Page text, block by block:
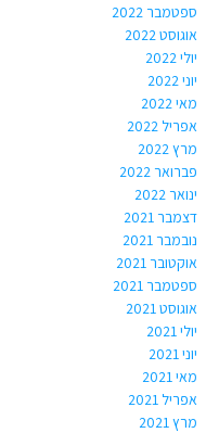
ספטמבר 2022
אוגוסט 2022
יולי 2022
יוני 2022
מאי 2022
אפריל 2022
מרץ 2022
פברואר 2022
ינואר 2022
דצמבר 2021
נובמבר 2021
אוקטובר 2021
ספטמבר 2021
אוגוסט 2021
יולי 2021
יוני 2021
מאי 2021
אפריל 2021
מרץ 2021